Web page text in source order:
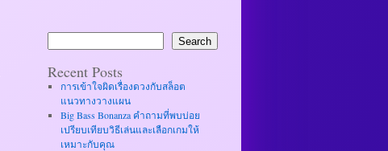
Search
Recent Posts
การเข้าใจผิดเรื่องดวงกับสล็อต
แนวทางวางแผน
Big Bass Bonanza คำถามที่พบบ่อย
เปรียบเทียบวิธีเล่นและเลือกเกมให้
เหมาะกับคุณ